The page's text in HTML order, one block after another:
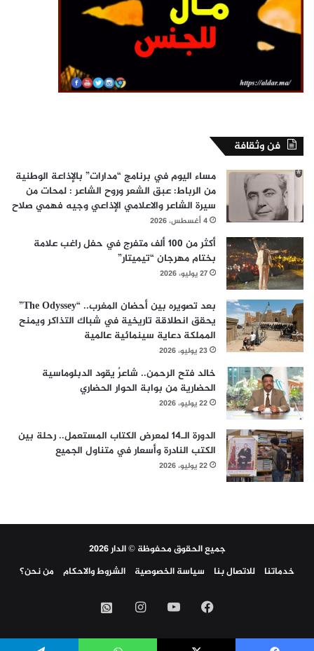
فن وثقافة
مساء اليوم في برنامج “مدارات” بالإذاعة الوطنية
من الرباط: عبق الشعر وروح الشاعر : لمحات من
سيرة الشاعر والاعلامي الإذاعي وجيه فهمي صلاح
4 أغسطس، 2026
أكثر من 100 ألف متفرج في حفل راغب علامة
بختام مهرجان “تيميتار”
27 يوليو، 2026
بعد تصويره بين أحضان المغرب.. “The Odyssey”
يحقق انطلاقة تاريخية في شباك التذاكر ويمنح
المملكة دعاية سينمائية عالمية
23 يوليو، 2026
خالد فتح الرحمن.. شاعرٌ يقود الدبلوماسية
الحضارية من بوابة الحوار الحضاري
22 يوليو، 2026
الدورة الـ14 لمعرض الكتاب المستعمل.. رحلة بين
الكتب النادرة وأسعار في متناول الجميع
22 يوليو، 2026
جميع الحقوق محفوظة © الدار 2026
خدماتنا
للاتصال بنا سياسة الخصوصية الشروط والاحكام من نحن؟
فيسبوك‫YouTubeانستقرامواتساب